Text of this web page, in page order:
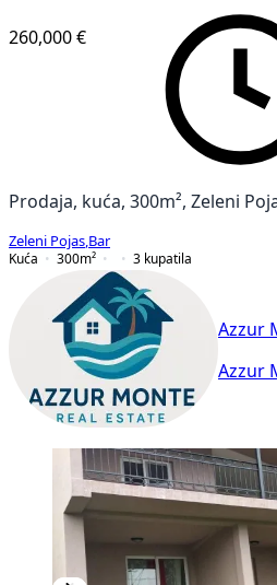
260,000 €
Prodaja, kuća, 300m², Zeleni
Zeleni Pojas Bar
Kuća
300m² 3 kupatila
Azzur
Azzur